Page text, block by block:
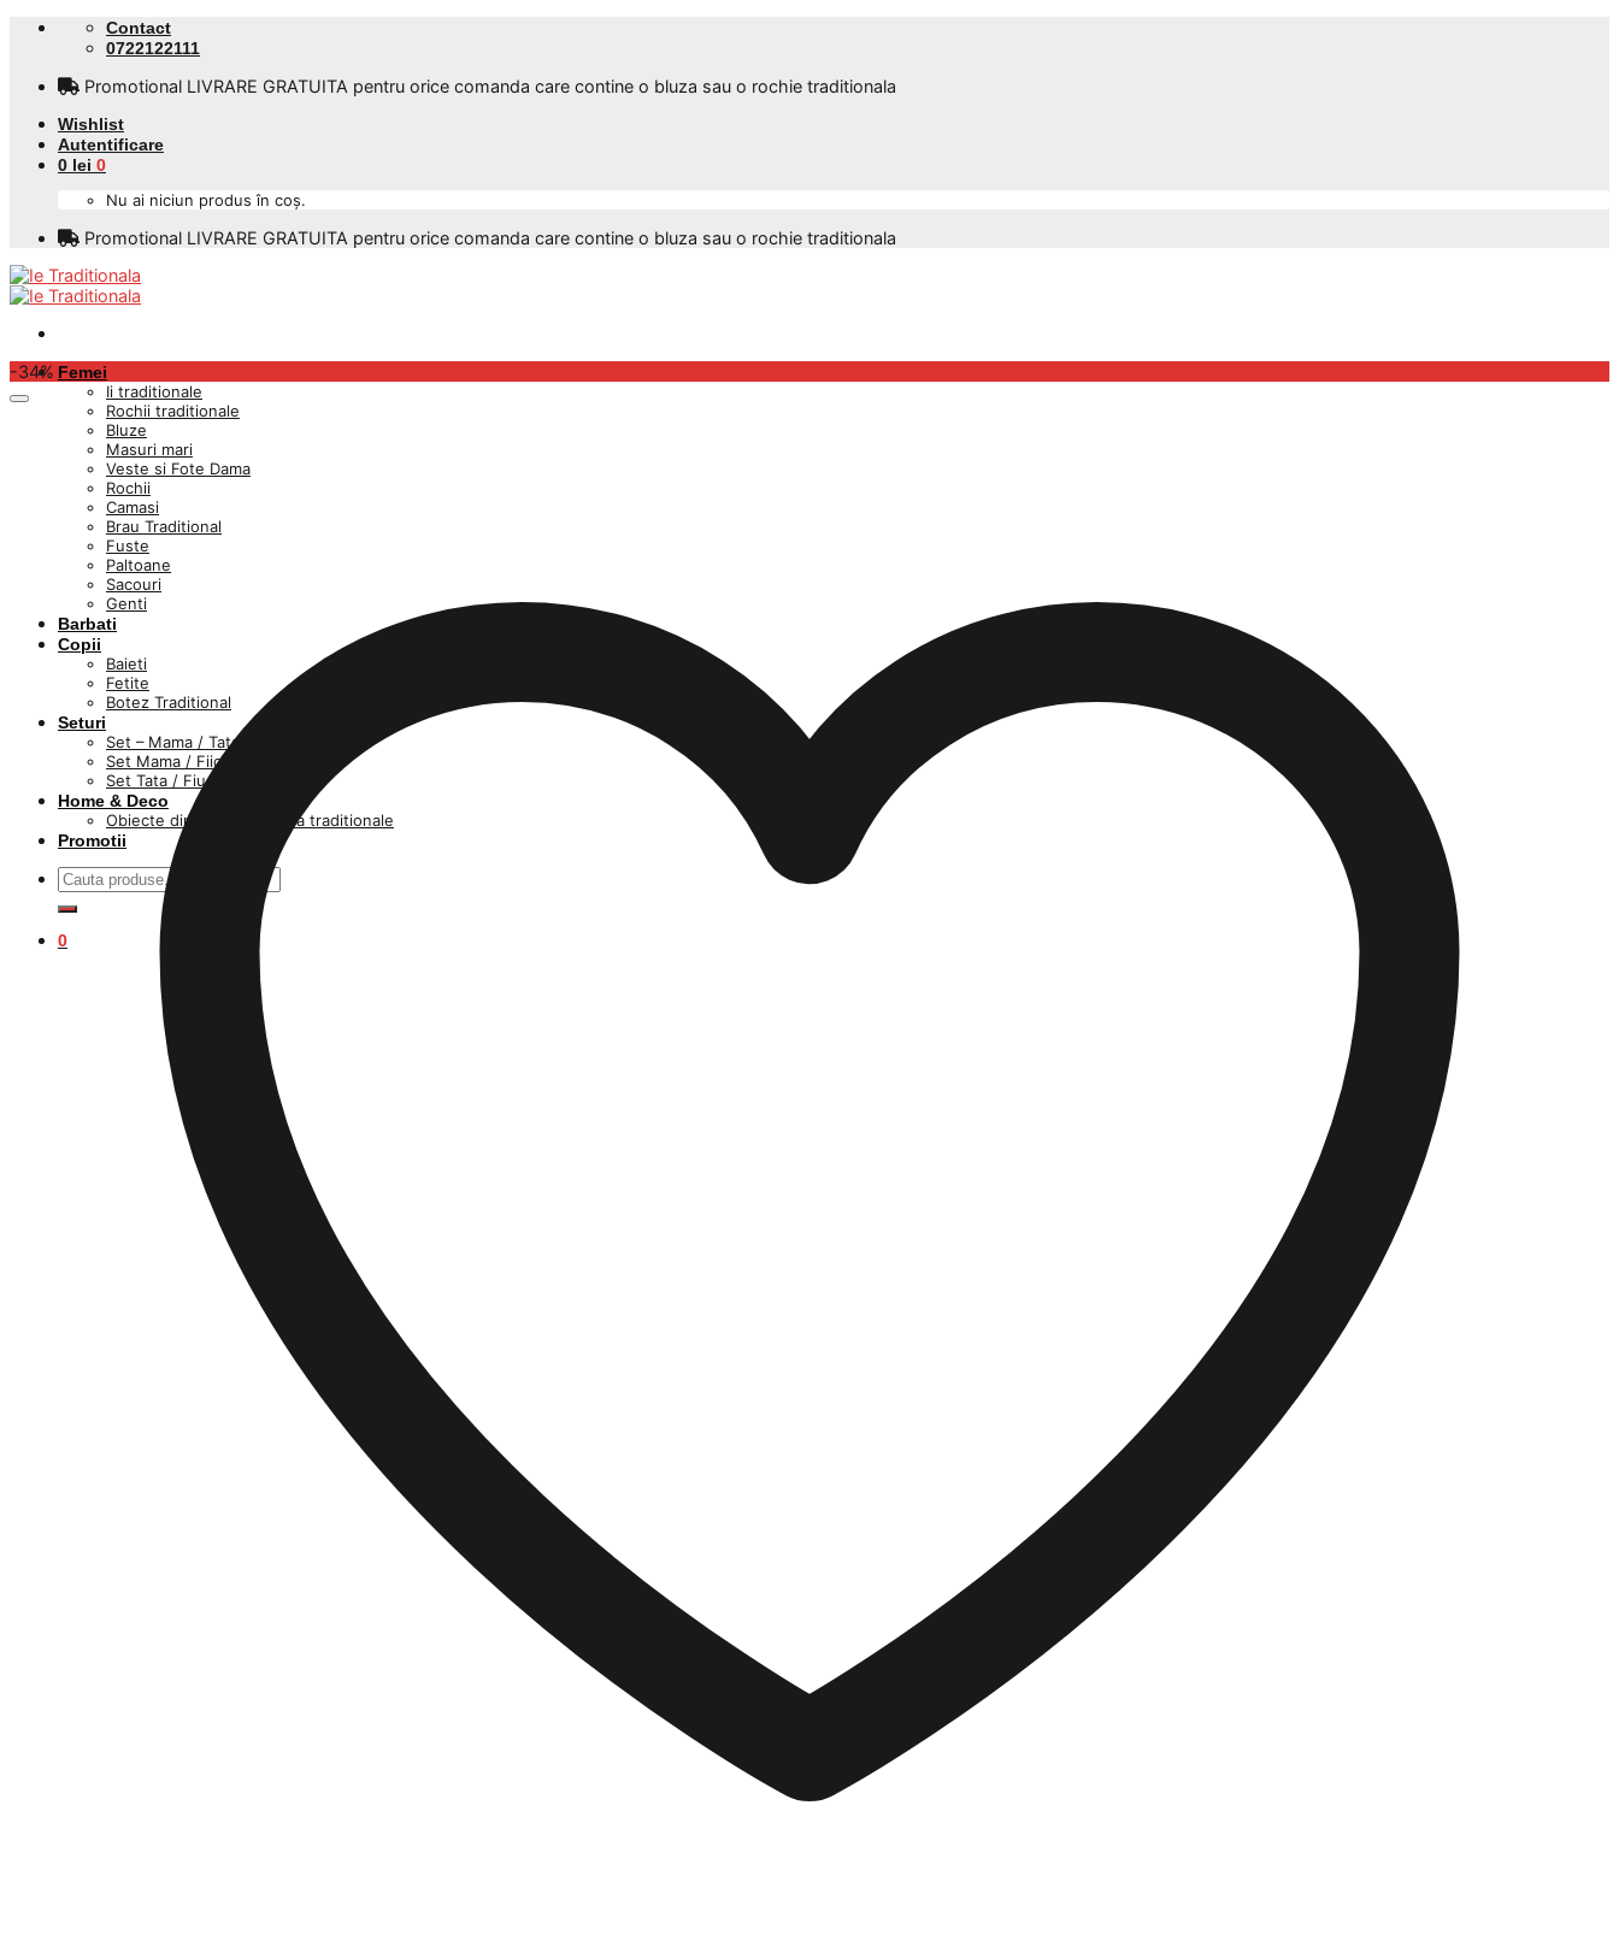
Skip
Contact
0722122111
Promotional LIVRARE GRATUITA pentru orice comanda care contine o bluza sau o rochie traditionala
Wishlist
Autentificare
0 lei 0
Nu ai niciun produs în coș.
Promotional LIVRARE GRATUITA pentru orice comanda care contine o bluza sau o rochie traditionala
Femei
Ii traditionale
Rochii traditionale
Bluze
Masuri mari
Veste si Fote Dama
Rochii
Camasi
Brau Traditional
Fuste
Paltoane
Sacouri
Genti
Barbati
Copii
Baieti
Fetite
Botez Traditional
Seturi
Set – Mama / Tata / fiica / fiu
Set Mama / Fiica
Set Tata / Fiu
Home & Deco
Obiecte din lut si ceramica traditionale
Promotii
Caută
după:
0
-34%